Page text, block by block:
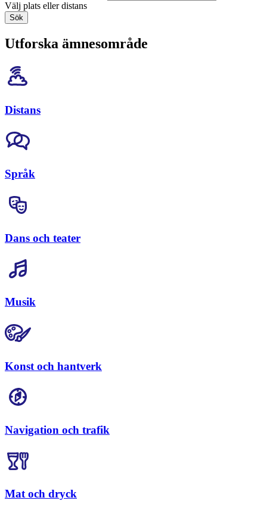
Välj plats eller distans
Sök
Utforska ämnesområde
Distans
Språk
Dans och teater
Musik
Konst och hantverk
Navigation och trafik
Mat och dryck